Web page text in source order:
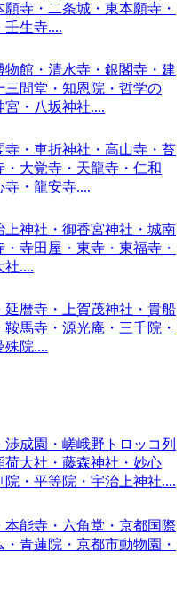
寺・二条城・東本願寺・
壬生寺....
物館・清水寺・銀閣寺・建
三間堂・知恩院・哲学の
・八坂神社....
寺・車折神社・高山寺・苔
大覚寺・天龍寺・仁和
・龍安寺....
上神社・御香宮神社・城南
寺田屋・東寺・東福寺・
社....
延暦寺・上賀茂神社・貴船
馬寺・源光庵・三千院・
殊院....
成園・嵯峨野トロッコ列
荷大社・藤森神社・妙心
・平等院・宇治上神社....
本能寺・六角堂・京都国際
青蓮院・京都市動物園・